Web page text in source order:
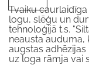
Tvaiku caurlaidīga
logu, slēģu un
tehnoloģijā t.s.
neausta auduma,
augstas
uz loga rāmja vai